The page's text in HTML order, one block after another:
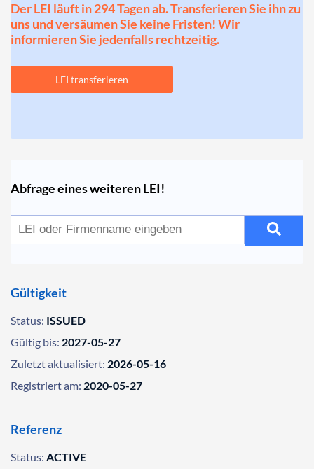
Der LEI läuft in 294 Tagen ab. Transferieren Sie ihn zu
uns und versäumen Sie keine Fristen! Wir
informieren Sie jedenfalls rechtzeitig.
LEI transferieren
Abfrage eines weiteren LEI!
Gültigkeit
Status: ISSUED
Gültig bis: 2027-05-27
Zuletzt aktualisiert: 2026-05-16
Registriert am: 2020-05-27
Referenz
Status: ACTIVE